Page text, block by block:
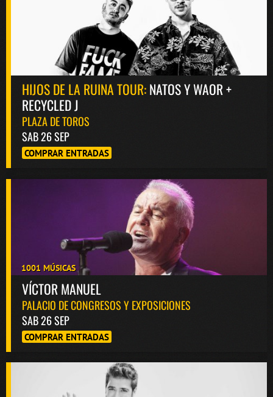
HIJOS DE LA RUINA TOUR:NATOS Y WAOR +
RECYCLED J
PLAZA DE TOROS
SAB 26 SEP
COMPRAR ENTRADAS
1001 MÚSICAS
VÍCTOR MANUEL
PALACIO DE CONGRESOS Y EXPOSICIONES
SAB 26 SEP
COMPRAR ENTRADAS